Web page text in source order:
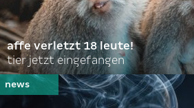
affe verletzt 18 leute!
tier jetzt eingefangen